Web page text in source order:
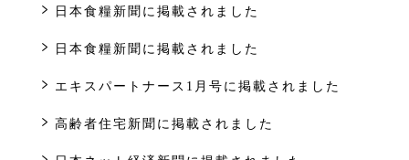
日本食糧新聞に掲載されました
日本食糧新聞に掲載されました
エキスパートナース1月号に掲載されました
高齢者住宅新聞に掲載されました